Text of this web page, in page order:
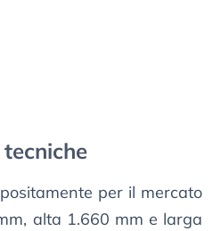
per il mercato
alta 1.660 mm e larga